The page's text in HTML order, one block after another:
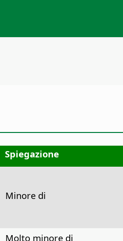
Spiegazione
Minore di
Molto minore di